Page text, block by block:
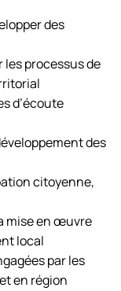
des
processus de
d’écoute
des
citoyenne,
mise en œuvre
local
par les
en région